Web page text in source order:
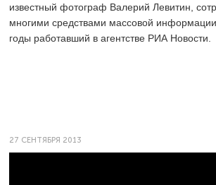
известный фотограф Валерий Левитин,
многими средствами массовой
годы работавший в агентстве РИА Новости.
27 СЕНТЯБРЯ 2013